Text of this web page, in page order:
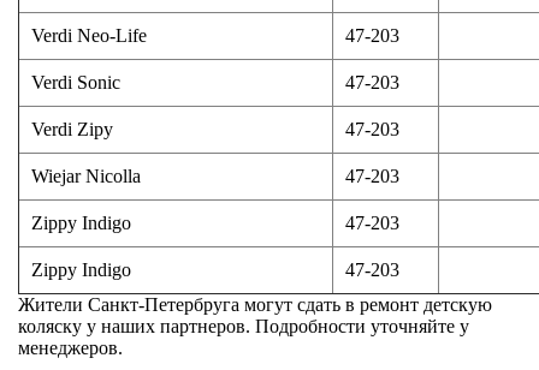
Verdi Neo-Life 47-203
Verdi Sonic 47-203
Verdi Zipy 47-203
Wiejar Nicolla 47-203
Zippy Indigo 47-203
Zippy Indigo
47-203
Жители Санкт-Петербруга могут сдать в ремонт детскую
коляску у наших партнеров. Подробности уточняйте у
менеджеров.